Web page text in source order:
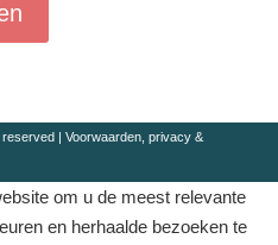
| Voorwaarden, privacy &
om u de meest relevante
en herhaalde bezoeken te